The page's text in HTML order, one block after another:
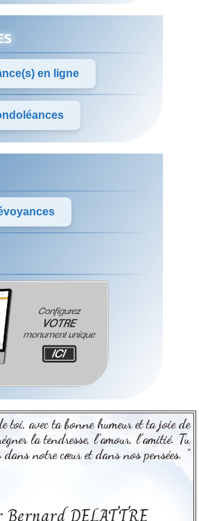
en ligne
toi, avec ta bonne humeur et ta joie de
la tendresse, l’amour, l’amitié. Tu
dans notre cœur et dans nos pensées. "
Bernard DELATTRE